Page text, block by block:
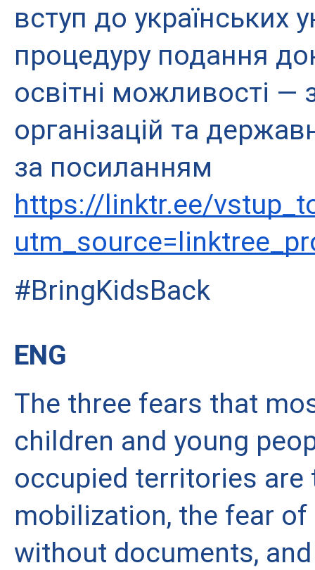
вступ до українських
процедуру подання
освітні можливості —
організацій та
https://linktr.ee/
#BringKidsBack
ENG
The three fears that
children and young
occupied territories are
mobilization, the fear
without documents,